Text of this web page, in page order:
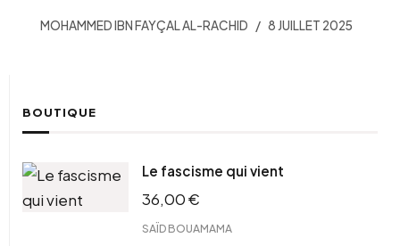
MOHAMMED IBN FAYÇAL AL-RACHID 8 JUILLET 2025
BOUTIQUE
Le fascisme qui vient
36,00€
SAÏD BOUAMAMA